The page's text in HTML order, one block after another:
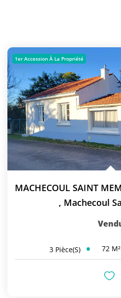
1er Accession À La Propriété
, Machecoul
3 Pièce(s) 72 M²